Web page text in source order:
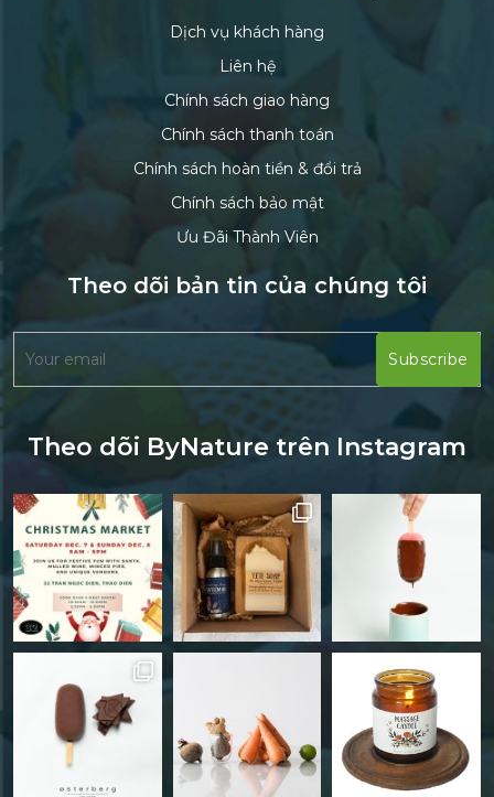
Dịch vụ khách hàng
Liên hệ
Chính sách giao hàng
Chính sách thanh toán
Chính sách hoàn tiền & đổi trả
Chính sách bảo mật
Ưu Đãi Thành Viên
Theo dõi bản tin của chúng tôi
Theo dõi ByNature trên Instagram